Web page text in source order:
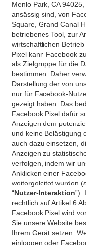
Menlo Park, CA
ansässig sind, von
Square, Grand Canal
betriebenes Tool, zur
wirtschaftlichen
Pixel kann Facebook
als Zielgruppe für die
bestimmen. Daher
Darstellung der von
nur für Facebook-
gezeigt haben. Das
Facebook Pixel dafür
Anzeigen dem
und keine Belästigung
auch dazu einsetzen,
Anzeigen zu
verfolgen, indem wir
Anklicken einer
weitergeleitet wurden
“Nutzer-Interaktion”).
rechtlich auf Artikel 6
Facebook Pixel wird
Sie unsere Website
Ihrem Gerät setzen.
einloggen oder